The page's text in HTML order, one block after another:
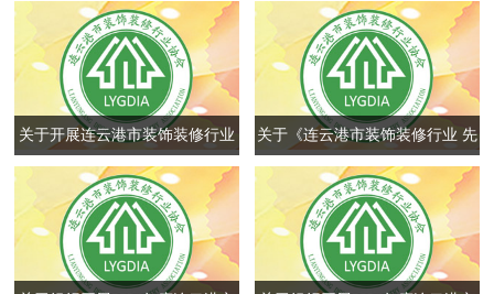
协会 六届四次会员大会的通知 协会住宅装饰装修委员会会议的
通知
关于开展连云港市装饰装修行业
安全质量专项培训的通知
关于《连云港市装饰装修行业 先
进集体考核细则》变更情况说明